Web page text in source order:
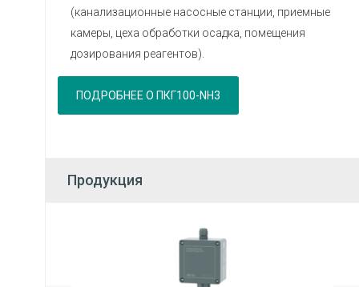
(канализационные насосные станции, приемные
камеры, цеха обработки осадка, помещения
дозирования реагентов).
ПОДРОБНЕЕ О ПКГ100-NH3
Продукция